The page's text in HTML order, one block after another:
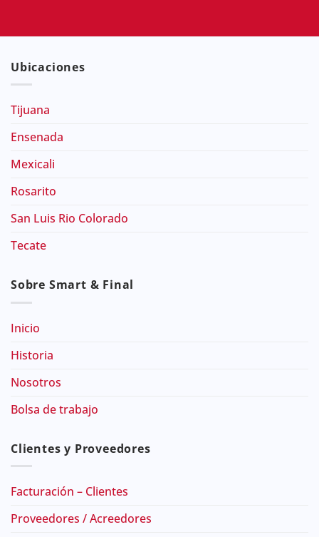
Ubicaciones
Tijuana
Ensenada
Mexicali
Rosarito
San Luis Rio Colorado
Tecate
Sobre Smart & Final
Inicio
Historia
Nosotros
Bolsa de trabajo
Clientes y Proveedores
Facturación – Clientes
Proveedores / Acreedores